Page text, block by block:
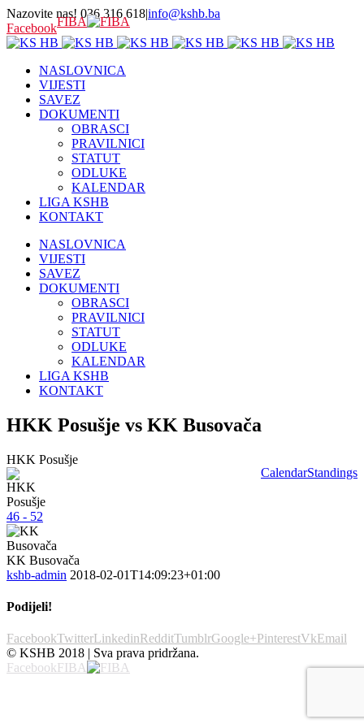
Nazovite nas! 036 316 618|info@kshb.ba
FacebookFIBA
NASLOVNICA
VIJESTI
SAVEZ
DOKUMENTI
OBRASCI
PRAVILNICI
STATUT
ODLUKE
KALENDAR
LIGA KSHB
KONTAKT
NASLOVNICA
VIJESTI
SAVEZ
DOKUMENTI
OBRASCI
PRAVILNICI
STATUT
ODLUKE
KALENDAR
LIGA KSHB
KONTAKT
HKK Posušje vs KK Busovača
CalendarStandings
HKK Posušje
46 - 52
KK Busovača
kshb-admin 2018-02-01T14:09:23+01:00
Podijeli!
FacebookTwitterLinkedinRedditTumblrGoogle+PinterestVkEmail
© KSHB 2018 | Sva prava pridržana.
FacebookFIBA